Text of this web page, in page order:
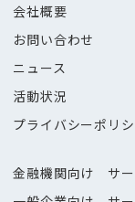
会社概要
お問い合わせ
ニュース
活動状況
プライバシーポリ
金融機関向け サー